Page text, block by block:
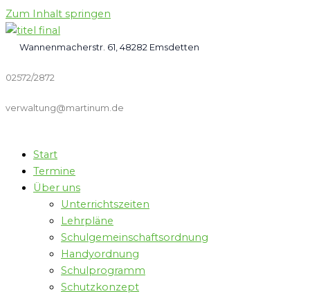
Zum Inhalt springen
Wannenmacherstr. 61, 48282 Emsdetten
02572/2872
verwaltung@martinum.de
Start
Termine
Über uns
Unterrichtszeiten
Lehrpläne
Schulgemeinschaftsordnung
Handyordnung
Schulprogramm
Schutzkonzept